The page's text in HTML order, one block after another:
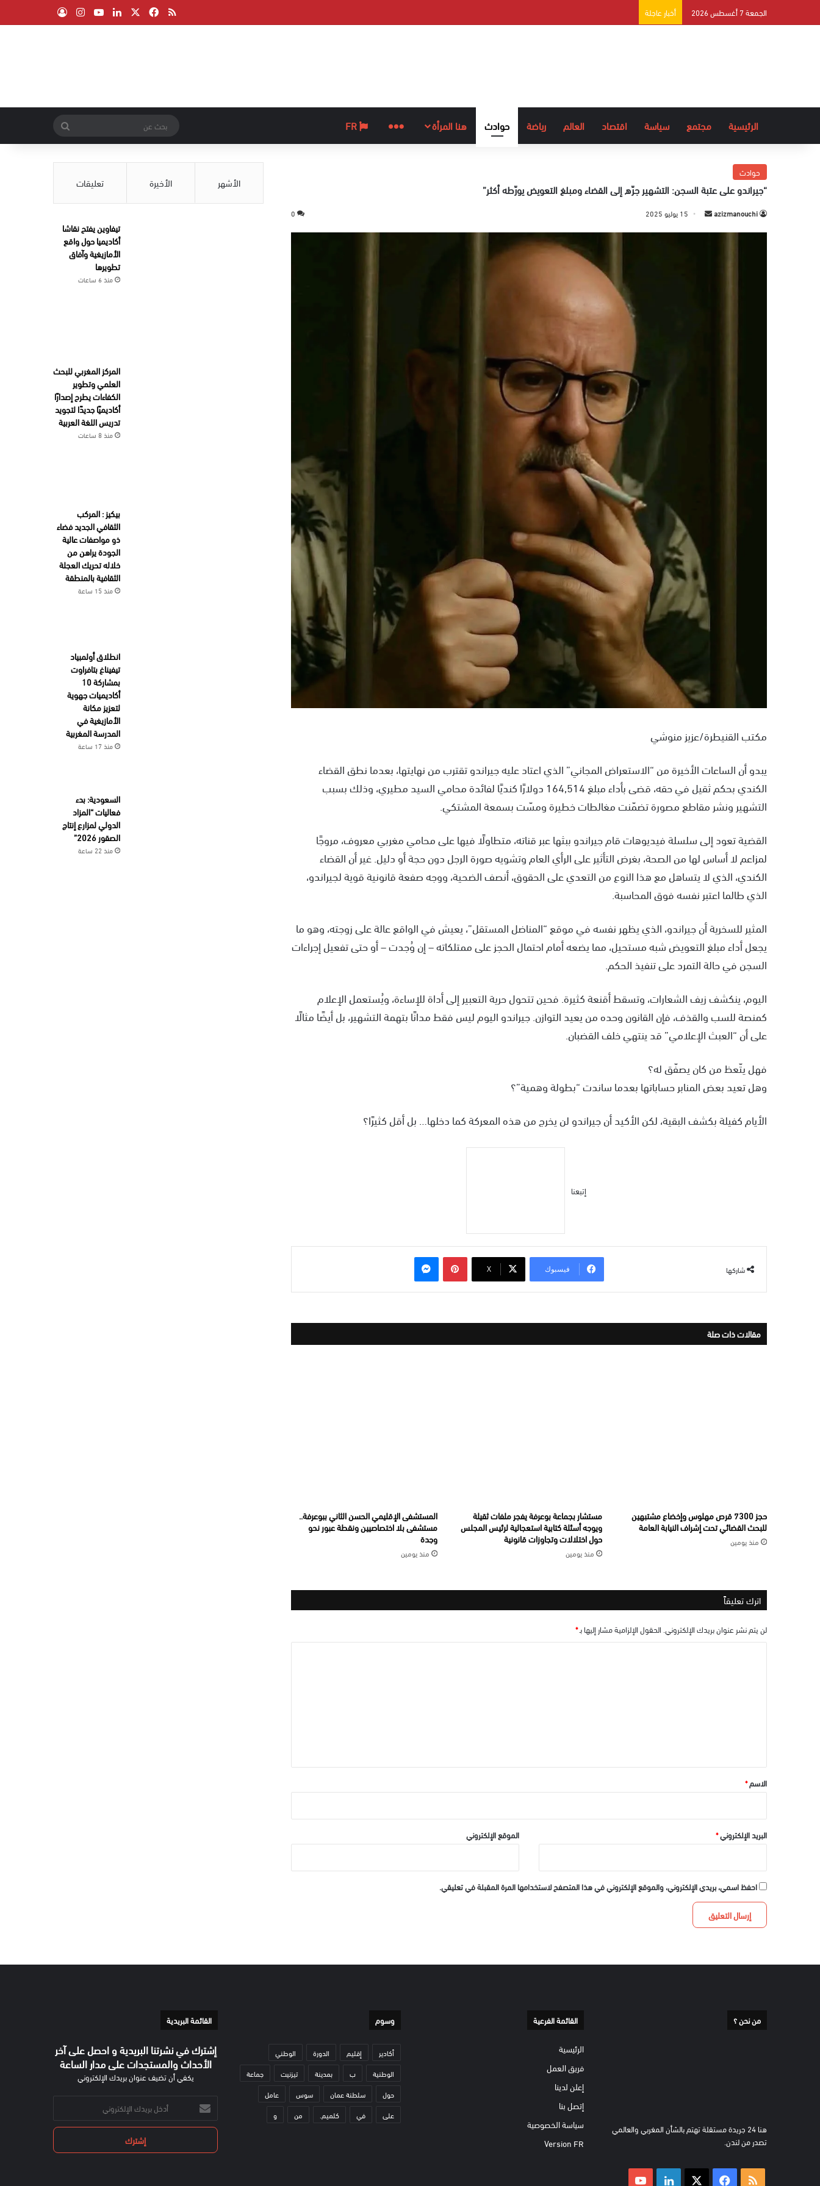
الجمعة 7 أغسطس 2026 أخبار عاجلة ملخص الموقع RSS
فيسبوك لينكدإن ‫YouTube
انستقرام
الرئيسية مجتمع سياسة اقتصاد العالم رياضة حوادث هنا المرأة المزيد
عن
حوادث
“جيراندو على عتبة السجن: التشهير جرّه إلى القضاء ومبلغ التعويض يورّطه أكثر”
azizmanouchi 15 يوليو 2025 0
مكتب القنيطرة/عزيز منوشي
يبدو أن الساعات الأخيرة من “الاستعراض المجاني” الذي اعتاد عليه جيراندو تقترب من نهايتها، بعدما نطق القضاء
الكندي بحكم ثقيل في حقه، قضى بأداء مبلغ 164,514 دولارًا كنديًا لفائدة محامي السيد مطيري، وذلك بسبب
التشهير ونشر مقاطع مصورة تضمّنت مغالطات خطيرة ومسّت بسمعة المشتكي.
القضية تعود إلى سلسلة فيديوهات قام جيراندو ببثها عبر قناته، متطاولًا فيها على محامي مغربي معروف، مروجًا
لمزاعم لا أساس لها من الصحة، بغرض التأثير على الرأي العام وتشويه صورة الرجل دون حجة أو دليل. غير أن القضاء
الكندي، الذي لا يتساهل مع هذا النوع من التعدي على الحقوق، أنصف الضحية، ووجه صفعة قانونية قوية لجيراندو،
الذي طالما اعتبر نفسه فوق المحاسبة.
المثير للسخرية أن جيراندو، الذي يظهر نفسه في موقع “المناضل المستقل”، يعيش في الواقع عالة على زوجته، وهو ما
يجعل أداء مبلغ التعويض شبه مستحيل، مما يضعه أمام احتمال الحجز على ممتلكاته – إن وُجدت – أو حتى تفعيل إجراءات
السجن في حالة التمرد على تنفيذ الحكم.
اليوم، ينكشف زيف الشعارات، وتسقط أقنعة كثيرة. فحين تتحول حرية التعبير إلى أداة للإساءة، ويُستعمل الإعلام
كمنصة للسب والقذف، فإن القانون وحده من يعيد التوازن. جيراندو اليوم ليس فقط مدانًا بتهمة التشهير، بل أيضًا مثالًا
على أن “العبث الإعلامي” قد ينتهي خلف القضبان.
فهل يتّعظ من كان يصفّق له؟
وهل تعيد بعض المنابر حساباتها بعدما ساندت “بطولة وهمية”؟
الأيام كفيلة بكشف البقية، لكن الأكيد أن جيراندو لن يخرج من هذه المعركة كما دخلها… بل أقل كثيرًا؟
إتبعنا
شاركها فيسبوك ‫X
بينتيريست
مقالات ذات صلة
حجز 7300 قرص مهلوس وإخضاع مشتبهين
للبحث القضائي تحت إشراف النيابة العامة
منذ يومين
مستشار بجماعة بوعرفة يفجر ملفات ثقيلة
ويوجه أسئلة كتابية استعجالية لرئيس المجلس
حول اختلالات وتجاوزات قانونية
منذ يومين
المستشفى الإقليمي الحسن الثاني ببوعرفة..
مستشفى بلا اختصاصيين ونقطة عبور نحو
وجدة
منذ يومين
اترك تعليقاً
لن يتم نشر عنوان بريدك الإلكتروني. الحقول الإلزامية مشار إليها بـ*
*الاسم*
البريد الإلكتروني* الموقع الإلكتروني
احفظ اسمي، بريدي الإلكتروني، والموقع الإلكتروني في هذا المتصفح لاستخدامها المرة المقبلة في تعليقي.
الأشهر الأخيرة تعليقات
تيفاوين يفتح نقاشا
أكاديميا حول واقع
الأمازيغية وآفاق
تطويرها
منذ 6 ساعات
المركز المغربي للبحث
العلمي وتطوير
الكفاءات يطرح إصدارًا
أكاديميًا جديدًا لتجويد
تدريس اللغة العربية
منذ 8 ساعات
بيكيز : المركب
الثقافي الجديد فضاء
ذو مواصفات عالية
الجودة يراهن من
خلاله تحريك العجلة
الثقافية بالمنطقة
منذ 15 ساعة
انطلاق أولمبياد
تيفيناغ بتافراوت
بمشاركة 10
أكاديميات جهوية
لتعزيز مكانة
الأمازيغية في
المدرسة المغربية
منذ 17 ساعة
السعودية: بدء
فعاليات “المزاد
الدولي لمزارع إنتاج
الصقور 2026”
منذ 22 ساعة
من نحن ؟
هنا 24 جريدة مستقلة تهتم بالشأن المغربي والعالمي
تصدر من لندن.
ملخص فيسبوك لينكدإن
القائمة الفرعية
الرئيسية
فريق العمل
إعلن لدينا
إتصل بنا
سياسة الخصوصية
Version FR
وسوم
أكادير إقليم الدورة
الوطني
الوطنية
ب بمدينة تيزنيت
جماعة
حول
سلطنة عمان سوس
عامل
على
في كلميم. من و
القائمة البريدية
إشترك في نشرتنا البريدية و احصل على آخر
الأحداث والمستجدات على مدار الساعة
يكفي أن تضيف عنوان بريدك الإلكتروني
أدخل
بريدك
الإلكتروني